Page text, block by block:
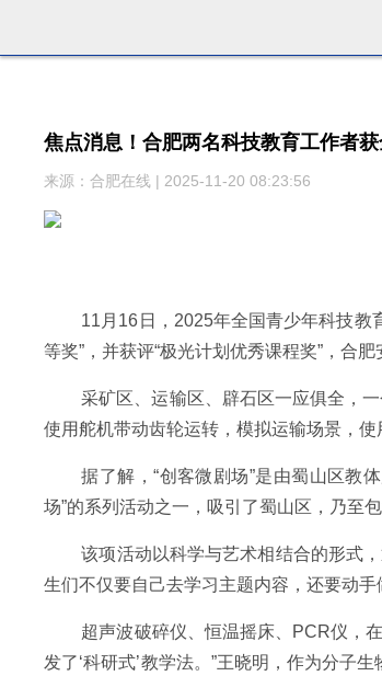
焦点消息！合肥两名科技教育工作者
来源：合肥在线 | 2025-11-20 08:23:56
11月16日，2025年全国青少年科技教
等奖”，并获评“极光计划优秀课程奖”，合
采矿区、运输区、辟石区一应俱全，
使用舵机带动齿轮运转，模拟运输场景，
据了解，“创客微剧场”是由蜀山区教
场”的系列活动之一，吸引了蜀山区，乃至
该项活动以科学与艺术相结合的形式
生们不仅要自己去学习主题内容，还要动
超声波破碎仪、恒温摇床、PCR仪，
发了‘科研式’教学法。”王晓明，作为分